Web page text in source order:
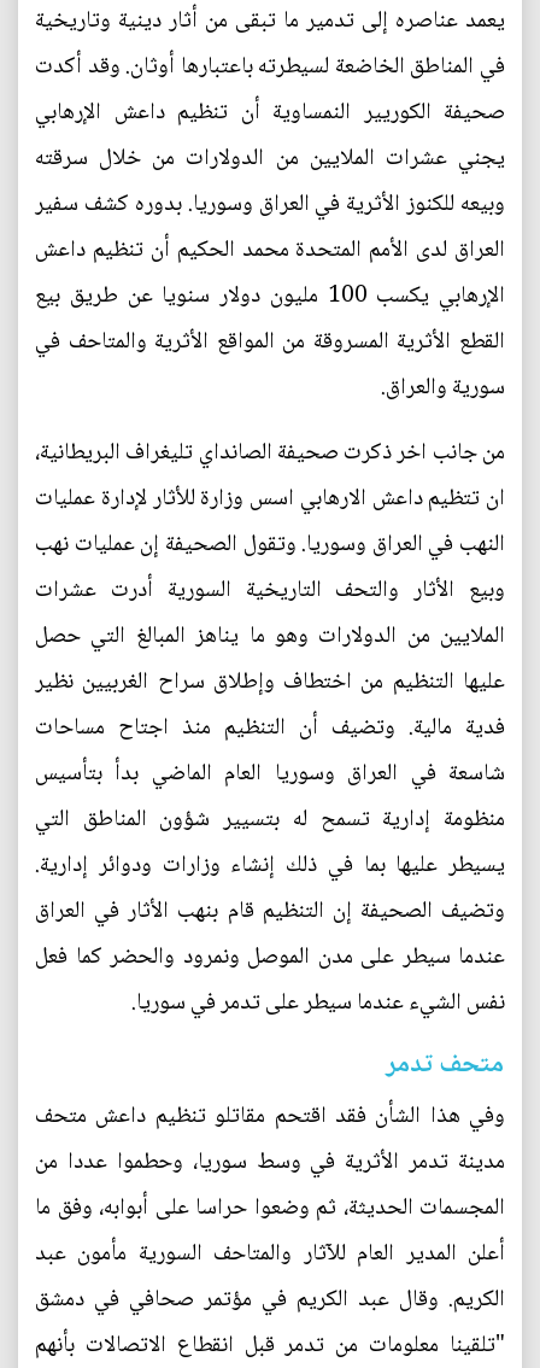
يعمد عناصره إلى تدمير ما تبقى من أثار دينية وتاريخية
في المناطق الخاضعة لسيطرته باعتبارها أوثان. وقد أكدت
صحيفة الكوريير النمساوية أن تنظيم داعش الإرهابي
يجني عشرات الملايين من الدولارات من خلال سرقته
وبيعه للكنوز الأثرية في العراق وسوريا. بدوره كشف سفير
العراق لدى الأمم المتحدة محمد الحكيم أن تنظيم داعش
الإرهابي يكسب 100 مليون دولار سنويا عن طريق بيع
القطع الأثرية المسروقة من المواقع الأثرية والمتاحف في
سورية والعراق.
من جانب اخر ذكرت صحيفة الصانداي تليغراف البريطانية،
ان تتظيم داعش الارهابي اسس وزارة للأثار لإدارة عمليات
النهب في العراق وسوريا. وتقول الصحيفة إن عمليات نهب
وبيع الأثار والتحف التاريخية السورية أدرت عشرات
الملايين من الدولارات وهو ما يناهز المبالغ التي حصل
عليها التنظيم من اختطاف وإطلاق سراح الغربيين نظير
فدية مالية. وتضيف أن التنظيم منذ اجتاح مساحات
شاسعة في العراق وسوريا العام الماضي بدأ بتأسيس
منظومة إدارية تسمح له بتسيير شؤون المناطق التي
يسيطر عليها بما في ذلك إنشاء وزارات ودوائر إدارية.
وتضيف الصحيفة إن التنظيم قام بنهب الأثار في العراق
عندما سيطر على مدن الموصل ونمرود والحضر كما فعل
نفس الشيء عندما سيطر على تدمر في سوريا.
متحف تدمر
وفي هذا الشأن فقد اقتحم مقاتلو تنظيم داعش متحف
مدينة تدمر الأثرية في وسط سوريا، وحطموا عددا من
المجسمات الحديثة، ثم وضعوا حراسا على أبوابه، وفق ما
أعلن المدير العام للآثار والمتاحف السورية مأمون عبد
الكريم. وقال عبد الكريم في مؤتمر صحافي في دمشق
"تلقينا معلومات من تدمر قبل انقطاع الاتصالات بأنهم